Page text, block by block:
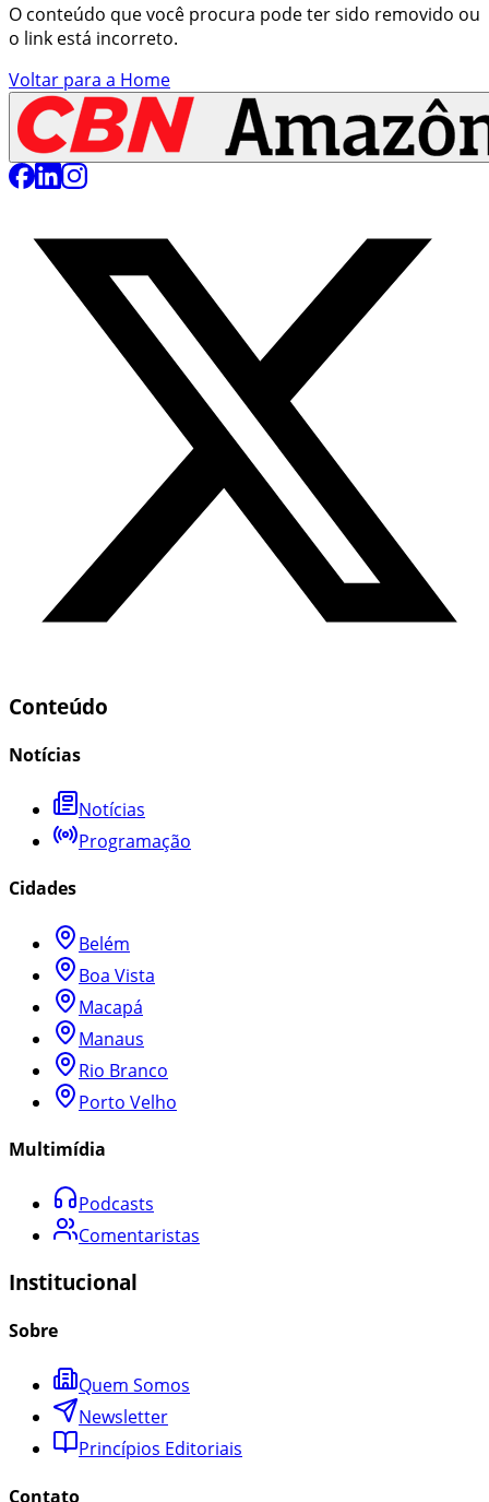
O conteúdo que você procura pode ter sido removido ou
o link está incorreto.
Voltar para a Home
Conteúdo
Notícias
Notícias
Programação
Cidades
Belém
Boa Vista
Macapá
Manaus
Rio Branco
Porto Velho
Multimídia
Podcasts
Comentaristas
Institucional
Sobre
Quem Somos
Newsletter
Princípios Editoriais
Contato